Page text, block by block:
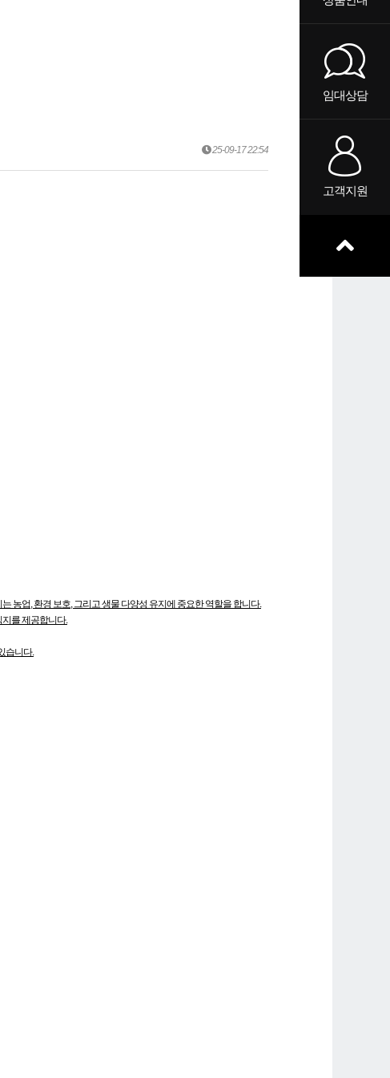
임대상담
고객지원
25-09-17 22:54
농업, 환경 보호, 그리고 생물 다양성 유지에 중요한 역할을 합니다.
를 제공합니다.
습니다.